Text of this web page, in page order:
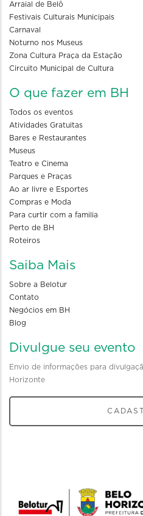
Arraial de Belô
Festivais Culturais Municipais
Carnaval
Noturno nos Museus
Zona Cultura Praça da Estação
Circuito Municipal de Cultura
O que fazer em BH
Todos os eventos
Atividades Gratuitas
Bares e Restaurantes
Museus
Teatro e Cinema
Parques e Praças
Ao ar livre e Esportes
Compras e Moda
Para curtir com a familia
Perto de BH
Roteiros
Saiba Mais
Sobre a Belotur
Contato
Negócios em BH
Blog
Divulgue seu evento
Envio de informações para
Horizonte